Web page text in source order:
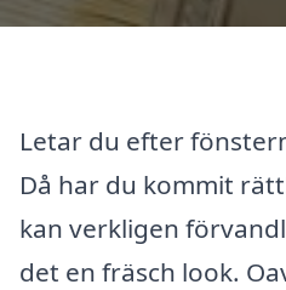
Letar du efter
Då har du kommit
kan verkligen
det en fräsch look.